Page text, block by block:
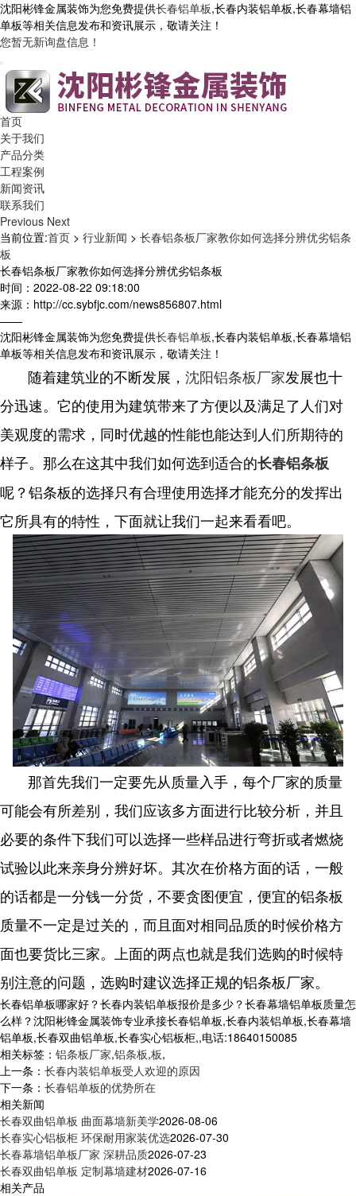
沈阳彬锋金属装饰为您免费提供长春铝单板,长春内装铝单板,长春幕墙铝
单板等相关信息发布和资讯展示，敬请关注！
您暂无新询盘信息！
首页
关于我们
产品分类
工程案例
新闻资讯
联系我们
Previous Next
当前位置:首页 > 行业新闻 > 长春铝条板厂家教你如何选择分辨优劣铝条
板
长春铝条板厂家教你如何选择分辨优劣铝条板
时间：2022-08-22 09:18:00
来源：http://cc.sybfjc.com/news856807.html
——
沈阳彬锋金属装饰为您免费提供长春铝单板,长春内装铝单板,长春幕墙铝
单板等相关信息发布和资讯展示，敬请关注！
随着建筑业的不断发展， 沈阳铝条板厂家发展也十
分迅速。它的使用为建筑带来了方便以及满足了人们对
美观度的需求，同时优越的性能也能达到人们所期待的
样子。那么在这其中我们如何选到适合的长春铝条板
呢？铝条板的选择只有合理使用选择才能充分的发挥出
它所具有的特性，下面就让我们一起来看看吧。
那首先我们一定要先从质量入手，每个厂家的质量
可能会有所差别，我们应该多方面进行比较分析，并且
必要的条件下我们可以选择一些样品进行弯折或者燃烧
试验以此来亲身分辨好坏。其次在价格方面的话，一般
的话都是一分钱一分货，不要贪图便宜，便宜的铝条板
质量不一定是过关的，而且面对相同品质的时候价格方
面也要货比三家。上面的两点也就是我们选购的时候特
别注意的问题，选购时建议选择正规的铝条板厂家。
长春铝单板哪家好？长春内装铝单板报价是多少？长春幕墙铝单板质量怎
么样？沈阳彬锋金属装饰专业承接长春铝单板,长春内装铝单板,长春幕墙
铝单板,长春双曲铝单板,长春实心铝板柜,,电话:18640150085
相关标签： 铝条板厂家,铝条板,板,
上一条： 长春内装铝单板受人欢迎的原因
下一条： 长春铝单板的优势所在
相关新闻
长春双曲铝单板 曲面幕墙新美学2026-08-06
长春实心铝板柜 环保耐用家装优选2026-07-30
长春幕墙铝单板厂家 深耕品质2026-07-23
长春双曲铝单板 定制幕墙建材2026-07-16
相关产品